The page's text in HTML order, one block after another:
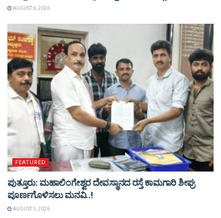
AUGUST 6, 2026
FEATURED
ಪುತ್ತೂರು: ಮಹಾಲಿಂಗೇಶ್ವರ ದೇವಸ್ಥಾನದ ರಸ್ತೆ ಕಾಮಗಾರಿ ಶೀಘ್ರ
ಪೂರ್ಣಗೊಳಿಸಲು ಮನವಿ..!
AUGUST 5, 2026